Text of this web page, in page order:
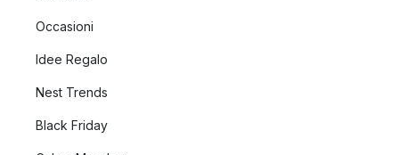
Occasioni
Idee Regalo
Nest Trends
Black Friday